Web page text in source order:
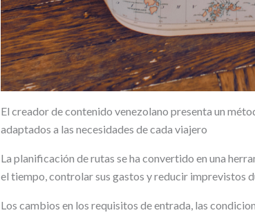
El creador de contenido venezolano presenta un
adaptados a las necesidades de cada viajero
La planificación de rutas se ha convertido en una
el tiempo, controlar sus gastos y reducir imprevistos
Los cambios en los requisitos de entrada, las